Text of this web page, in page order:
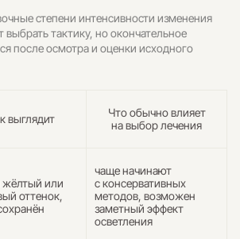
степени интенсивности изменения
тактику, но окончательное
после осмотра и оценки исходного
выглядит
Что обычно влияет
на выбор лечения
жёлтый или
оттенок,
чаще начинают
с консервативных
методов, возможен
заметный эффект
осветления